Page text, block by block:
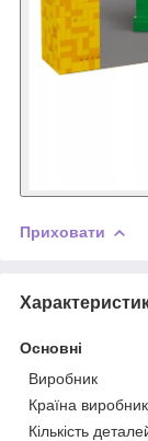
Приховати
Основні
Виробник
Країна виробник
Кількість